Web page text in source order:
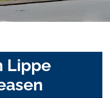
Lippe